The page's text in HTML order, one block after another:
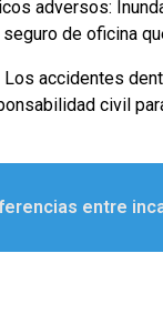
adversos:
seguro de oficina
accidentes
civil
entre